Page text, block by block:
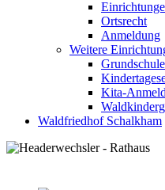
Ortsrecht
Anmeldung
Weitere
Kita-
Waldfriedhof Schalkham